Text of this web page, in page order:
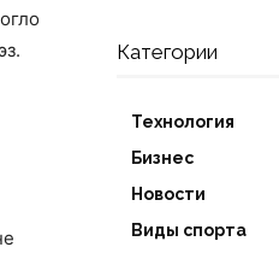
Категории
Технология
Бизнес
Новости
Виды спорта